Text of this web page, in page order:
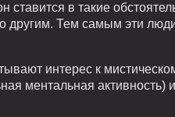
в такие
другим. Тем самым эти
интерес к
ментальная